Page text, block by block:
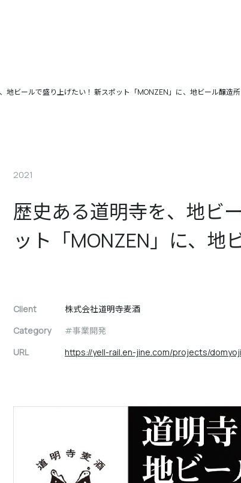
地ビールで盛り上げたい！ 新スポット「MONZEN」に、地ビール醸造所
2021
歴史ある道明寺を、地ビ
ット「MONZEN」に、地
Client
株式会社道明寺麦酒
Category
事業開発
URL
https://yell-rail.en-jine.com/projects/